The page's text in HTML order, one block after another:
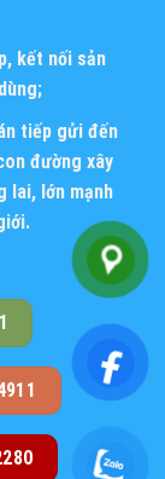
kết nối sản
tiếp gửi đến
đường xây
lai, lớn mạnh